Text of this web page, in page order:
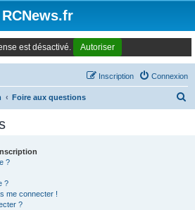
RCNews.fr
est désactivé. Autoriser
Connexion
Inscription
Foire aux questions
?
?
me connecter !
?